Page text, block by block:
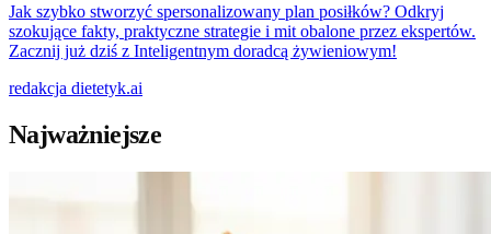
Jak szybko stworzyć spersonalizowany plan posiłków? Odkryj
szokujące fakty, praktyczne strategie i mit obalone przez ekspertów.
Zacznij już dziś z Inteligentnym doradcą żywieniowym!
redakcja dietetyk.ai
Najważniejsze